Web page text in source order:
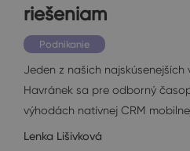
riešeniam
Podnikanie
Jeden z našich najskúsenejších
Havránek sa pre odborný
výhodách natívnej CRM
Lenka Lišivková